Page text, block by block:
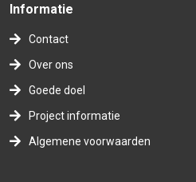
Informatie
Contact
Over ons
Goede doel
Project informatie
Algemene voorwaarden